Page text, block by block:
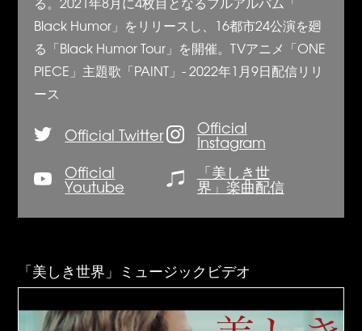
Black Humor」をリリースし、16都市24公演を廻
る「Black Humor Tour」を開催。TVアニメ「ONE
PIECE」主題歌「PAINT」- 2022年1月9日配信リリ
ース
Official Twitter Official
Instagram
Official
Youtube
「美しき世
界」楽曲配信
「美しき世界」ミュージックビデオ